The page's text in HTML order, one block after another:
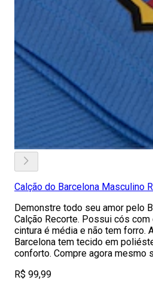
Calção do Barcelona Masculino
Demonstre todo seu amor pelo
Calção Recorte. Possui cós
cintura é média e não tem forro.
Barcelona tem tecido em
conforto. Compre agora mesmo
R$ 99,99